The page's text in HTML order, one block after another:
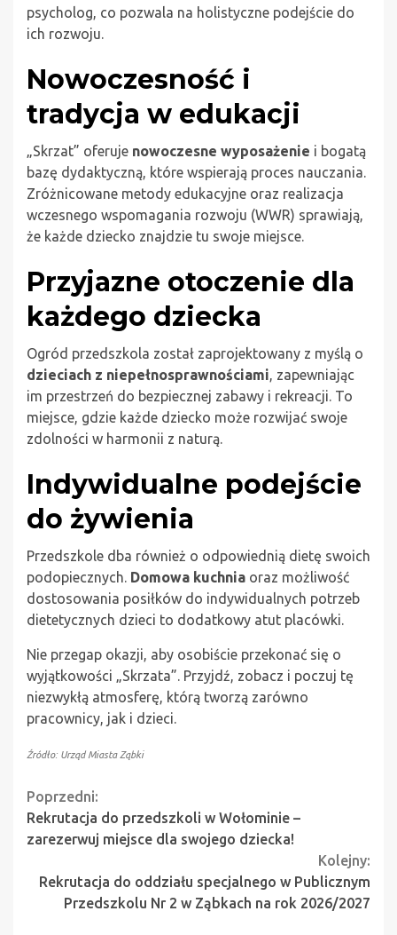
psycholog, co pozwala na holistyczne podejście do
ich rozwoju.
Nowoczesność i
tradycja w edukacji
„Skrzat” oferuje nowoczesne wyposażenie i bogatą
bazę dydaktyczną, które wspierają proces nauczania.
Zróżnicowane metody edukacyjne oraz realizacja
wczesnego wspomagania rozwoju (WWR) sprawiają,
że każde dziecko znajdzie tu swoje miejsce.
Przyjazne otoczenie dla
każdego dziecka
Ogród przedszkola został zaprojektowany z myślą o
dzieciach z niepełnosprawnościami, zapewniając
im przestrzeń do bezpiecznej zabawy i rekreacji. To
miejsce, gdzie każde dziecko może rozwijać swoje
zdolności w harmonii z naturą.
Indywidualne podejście
do żywienia
Przedszkole dba również o odpowiednią dietę swoich
podopiecznych. Domowa kuchnia oraz możliwość
dostosowania posiłków do indywidualnych potrzeb
dietetycznych dzieci to dodatkowy atut placówki.
Nie przegap okazji, aby osobiście przekonać się o
wyjątkowości „Skrzata”. Przyjdź, zobacz i poczuj tę
niezwykłą atmosferę, którą tworzą zarówno
pracownicy, jak i dzieci.
Źródło: Urząd Miasta Ząbki
Continue
Reading
Poprzedni:
Rekrutacja do przedszkoli w Wołominie –
zarezerwuj miejsce dla swojego dziecka!
Kolejny:
Rekrutacja do oddziału specjalnego w Publicznym
Przedszkolu Nr 2 w Ząbkach na rok 2026/2027